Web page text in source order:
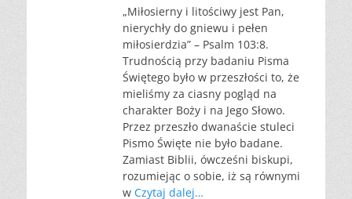
„Miłosierny i litościwy jest Pan,
nierychły do gniewu i pełen
miłosierdzia” – Psalm 103:8.
Trudnością przy badaniu Pisma
Świętego było w przeszłości to, że
mieliśmy za ciasny pogląd na
charakter Boży i na Jego Słowo.
Przez przeszło dwanaście stuleci
Pismo Święte nie było badane.
Zamiast Biblii, ówcześni biskupi,
rozumiejąc o sobie, iż są równymi
w Czytaj dalej…